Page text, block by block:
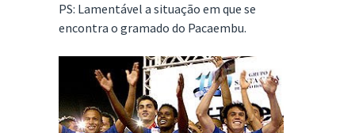
PS: Lamentável a situação em que se
encontra o gramado do Pacaembu.